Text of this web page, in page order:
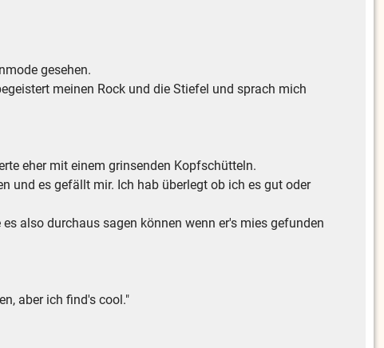
gesehen.
meinen Rock und die Stiefel und sprach mich
eher mit einem grinsenden Kopfschütteln.
und es gefällt mir. Ich hab überlegt ob ich es gut oder
also durchaus sagen können wenn er's mies gefunden
aber ich find's cool."